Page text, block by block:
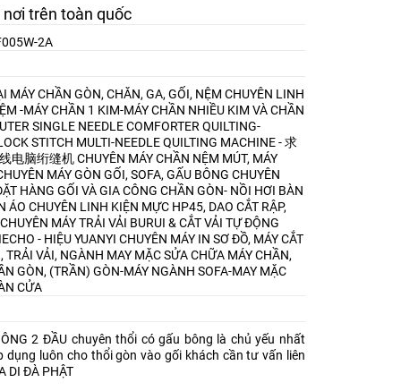
trên toàn quốc
2A
MÁY CHẦN GÒN, CHĂN, GA, GỐI, NỆM CHUYÊN LINH
-MÁY CHẦN 1 KIM-MÁY CHẦN NHIỀU KIM VÀ CHẦN
SINGLE NEEDLE COMFORTER QUILTING-
STITCH MULTI-NEEDLE QUILTING MACHINE - 求
电脑绗缝机CHUYÊN MÁY CHẦN NỆM MÚT, MÁY
MÁY GÒN GỐI, SOFA, GẤU BÔNGCHUYÊN
HÀNG GỐI VÀ GIA CÔNG CHẦN GÒN- NỒI HƠI BÀN
ÁOCHUYÊN LINH KIỆN MỰC HP45, DAO CẮT RẬP,
CHUYÊN MÁY TRẢI VẢI BURUI & CẮT VẢI TỰ ĐỘNG
- HIỆU YUANYI CHUYÊN MÁY IN SƠ ĐỒ, MÁY CẮT
TRẢI VẢI, NGÀNH MAY MẶCSỬA CHỮA MÁY CHẦN,
GÒN, (TRẦN) GÒN-MÁY NGÀNH SOFA-MAY MẶC
CỬA
2 ĐẦU chuyên thổi có gấu bông là chủ yếu nhất
dụng luôn cho thổi gòn vào gối khách cần tư vấn liên
DI ĐÀ PHẬT